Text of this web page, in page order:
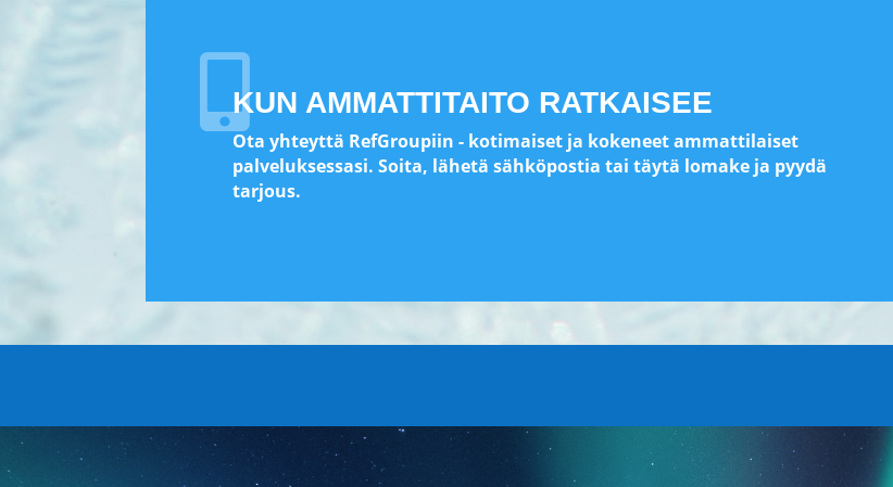
KUN AMMATTITAITO RATKAISEE
Ota yhteyttä RefGroupiin - kotimaiset ja kokeneet ammattilaiset
palveluksessasi. Soita, lähetä sähköpostia tai täytä lomake ja pyydä
tarjous.